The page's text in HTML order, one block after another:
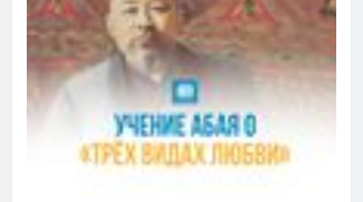
Петропавловск
Семей
Талдыкорган
Туркестан
Усть-Каменогорск